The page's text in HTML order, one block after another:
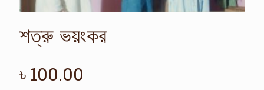
শত্রু ভয়ংকর
৳ 100.00